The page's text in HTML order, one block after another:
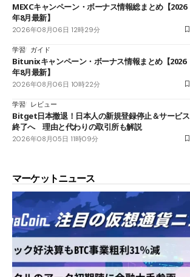
MEXCキャンペーン・ボーナス情報総まとめ【2026
年8月最新】
2026年08月06日 12時29分
学習 ガイド
Bitunixキャンペーン・ボーナス情報まとめ【2026
年8月最新】
2026年08月06日 10時22分
学習 レビュー
Bitget日本撤退！日本人の新規登録停止＆サービス
終了へ 理由と代わりの取引所も解説
2026年08月05日 11時09分
マーケットニュース